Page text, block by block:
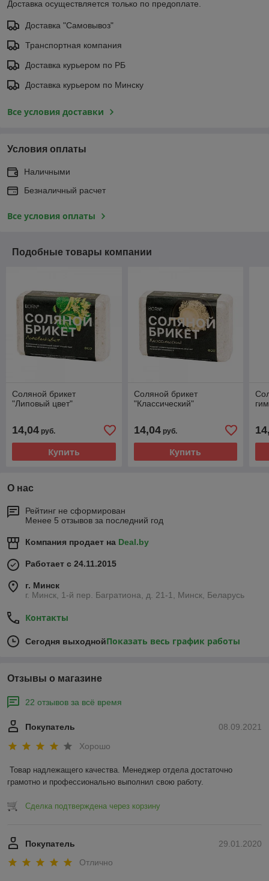
Доставка осуществляется только по предоплате.
Доставка "Самовывоз"
Транспортная компания
Доставка курьером по РБ
Доставка курьером по Минску
Все условия доставки
Условия оплаты
Наличными
Безналичный расчет
Все условия оплаты
Подобные товары компании
Соляной брикет
"Липовый цвет"
14,04 руб.
Купить
Соляной брикет
"Классический"
14,04руб.
Купить
О нас
Рейтинг не сформирован
Менее 5 отзывов за последний год
Компания продает на Deal.by
Работает с 24.11.2015
г. Минск
г. Минск, 1-й пер. Багратиона, д. 21-1, Минск, Беларусь
Контакты
Сегодня выходнойПоказать весь график работы
Отзывы о магазине
22 отзывов за всё время
08.09.2021
Покупатель
Хорошо
Товар надлежащего качества. Менеджер отдела достаточно
грамотно и профессионально выполнил свою работу.
Сделка подтверждена через корзину
29.01.2020
Покупатель
Отлично